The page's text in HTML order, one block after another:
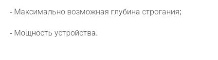
- Максимально возможная глубина строгания;
- Мощность устройства.